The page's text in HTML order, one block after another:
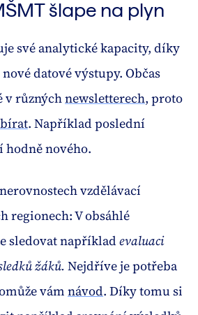
šlape na plyn
své analytické kapacity, díky
datové výstupy. Občas
v různýchnewsletterech, proto
. Například poslední
nového.
vzdělávací
regionech: V obsáhlé
sledovat například evaluaci
žáků. Nejdříve je potřeba
vám návod. Díky tomu si